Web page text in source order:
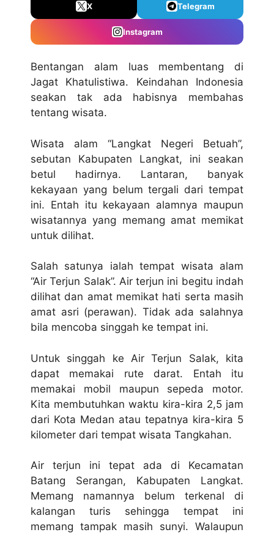
X Telegram
Instagram
Bentangan alam luas membentang di
Jagat Khatulistiwa. Keindahan Indonesia
seakan tak ada habisnya membahas
tentang wisata.
Wisata alam “Langkat Negeri Betuah”,
sebutan Kabupaten Langkat, ini seakan
betul hadirnya. Lantaran, banyak
kekayaan yang belum tergali dari tempat
ini. Entah itu kekayaan alamnya maupun
wisatannya yang memang amat memikat
untuk dilihat.
Salah satunya ialah tempat wisata alam
“Air Terjun Salak”. Air terjun ini begitu indah
dilihat dan amat memikat hati serta masih
amat asri (perawan). Tidak ada salahnya
bila mencoba singgah ke tempat ini.
Untuk singgah ke Air Terjun Salak, kita
dapat memakai rute darat. Entah itu
memakai mobil maupun sepeda motor.
Kita membutuhkan waktu kira-kira 2,5 jam
dari Kota Medan atau tepatnya kira-kira 5
kilometer dari tempat wisata Tangkahan.
Air terjun ini tepat ada di Kecamatan
Batang Serangan, Kabupaten Langkat.
Memang namannya belum terkenal di
kalangan turis sehingga tempat ini
memang tampak masih sunyi. Walaupun